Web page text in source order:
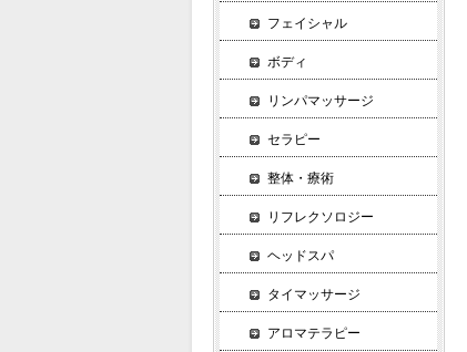
フェイシャル
ボディ
リンパマッサージ
セラピー
整体・療術
リフレクソロジー
ヘッドスパ
タイマッサージ
アロマテラピー